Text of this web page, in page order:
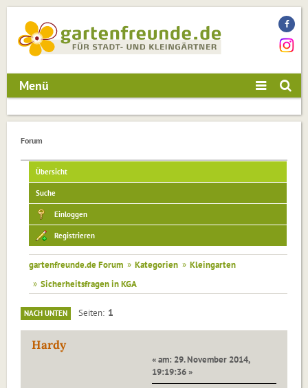
Menü
Forum
Übersicht
Suche
Einloggen
Registrieren
gartenfreunde.de Forum » Kategorien » Kleingarten
» Sicherheitsfragen in KGA
NACH UNTEN Seiten 1
Hardy
« am: 29. November 2014,
19:19:36 »